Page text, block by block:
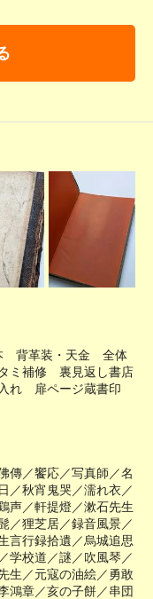
背革装・天金 全体
ミ補修 裏見返し書店
れ 扉ページ蔵書印
傳／饗応／写真師／名
／秋宵鬼哭／濡れ衣／
声／軒提燈／漱石先生
／狸芝居／録音風景／
言行録拾遺／烏城追思
学校道／謎／吹風琴／
生／元寇の油絵／勇敢
鴻章／亥の子餅／串団